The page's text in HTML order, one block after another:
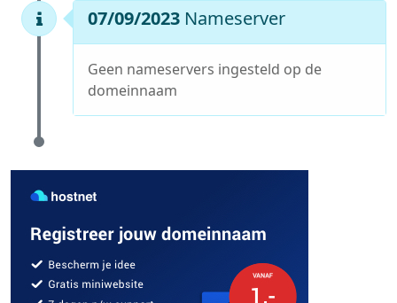
07/09/2023 Nameserver
Geen nameservers ingesteld op de
domeinnaam